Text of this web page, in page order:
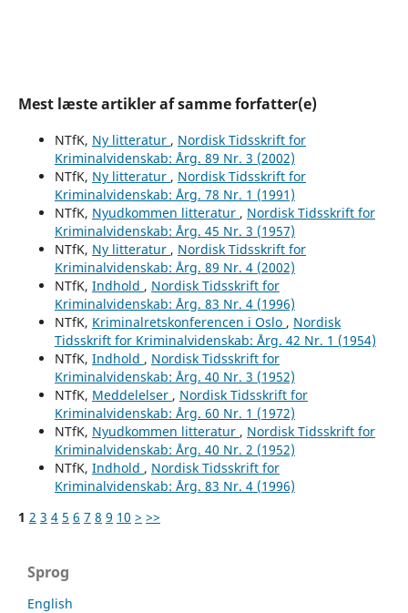
Mest læste artikler af samme forfatter(e)
NTfK, Ny litteratur , Nordisk Tidsskrift for
Kriminalvidenskab: Årg. 89 Nr. 3 (2002)
NTfK, Ny litteratur , Nordisk Tidsskrift for
Kriminalvidenskab: Årg. 78 Nr. 1 (1991)
NTfK, Nyudkommen litteratur , Nordisk Tidsskrift for
Kriminalvidenskab: Årg. 45 Nr. 3 (1957)
NTfK, Ny litteratur , Nordisk Tidsskrift for
Kriminalvidenskab: Årg. 89 Nr. 4 (2002)
NTfK, Indhold , Nordisk Tidsskrift for
Kriminalvidenskab: Årg. 83 Nr. 4 (1996)
NTfK, Kriminalretskonferencen i Oslo , Nordisk
Tidsskrift for Kriminalvidenskab: Årg. 42 Nr. 1 (1954)
NTfK, Indhold , Nordisk Tidsskrift for
Kriminalvidenskab: Årg. 40 Nr. 3 (1952)
NTfK, Meddelelser , Nordisk Tidsskrift for
Kriminalvidenskab: Årg. 60 Nr. 1 (1972)
NTfK, Nyudkommen litteratur , Nordisk Tidsskrift for
Kriminalvidenskab: Årg. 40 Nr. 2 (1952)
NTfK, Indhold , Nordisk Tidsskrift for
Kriminalvidenskab: Årg. 83 Nr. 4 (1996)
1 2 3 4 5 6 7 8 9 10 > >>
Sprog
English